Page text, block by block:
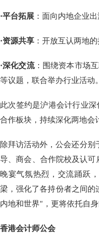
·平台拓展 ：面向内地企业
·资源共享 ：开放互认两地
·深化交流：围绕资本市场
等议题，联合举办行业活动。
此次签约是沪港会计行业
合作板块，持续深化两地会
除拜访活动外，公会还分
导、商会、合作院校及认
晚宴气氛热烈，交流踊跃
梁，强化了各持份者之间
内地和世界"，更将依托自
香港会计师公会